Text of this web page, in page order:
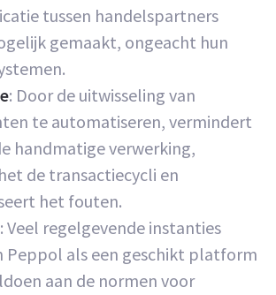
tussen handelspartners
gemaakt, ongeacht hun
: Door de uitwisseling van
te automatiseren, vermindert
handmatige verwerking,
de transactiecycli en
het fouten.
: Veel regelgevende instanties
Peppol als een geschikt platform
aan de normen voor